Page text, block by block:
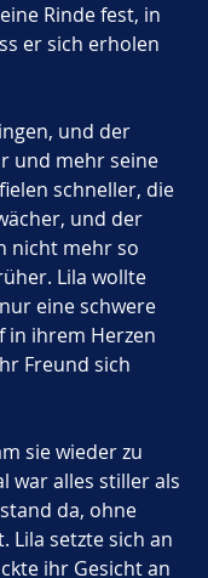
Rinde fest, in
er sich erholen
und der
und mehr seine
schneller, die
und der
nicht mehr so
Lila wollte
eine schwere
in ihrem Herzen
Freund sich
sie wieder zu
war alles stiller als
da, ohne
Lila setzte sich an
ihr Gesicht an